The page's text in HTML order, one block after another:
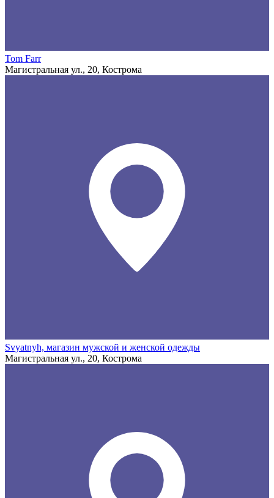
Tom Farr
Магистральная ул., 20, Кострома
Svyatnyh, магазин мужской и женской одежды
Магистральная ул., 20, Кострома